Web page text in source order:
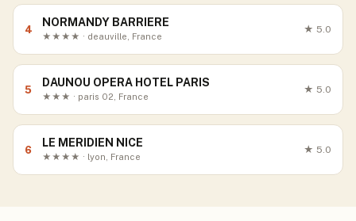
4
NORMANDY BARRIERE
★★★★ · deauville, France
★ 5.0
5
DAUNOU OPERA HOTEL PARIS
★★★ · paris 02, France
★ 5.0
6
LE MERIDIEN NICE
★★★★ · lyon, France
★ 5.0